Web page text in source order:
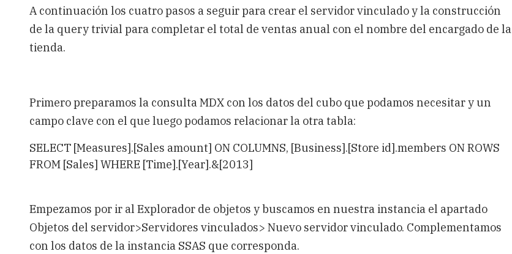
A continuación los cuatro pasos a seguir para crear el servidor vinculado y la construcción
de la query trivial para completar el total de ventas anual con el nombre del encargado de la
tienda.
Primero preparamos la consulta MDX con los datos del cubo que podamos necesitar y un
campo clave con el que luego podamos relacionar la otra tabla:
SELECT [Measures].[Sales amount] ON COLUMNS, [Business].[Store id].members ON ROWS
FROM [Sales] WHERE [Time].[Year].&[2013]
Empezamos por ir al Explorador de objetos y buscamos en nuestra instancia el apartado
Objetos del servidor>Servidores vinculados> Nuevo servidor vinculado. Complementamos
con los datos de la instancia SSAS que corresponda.